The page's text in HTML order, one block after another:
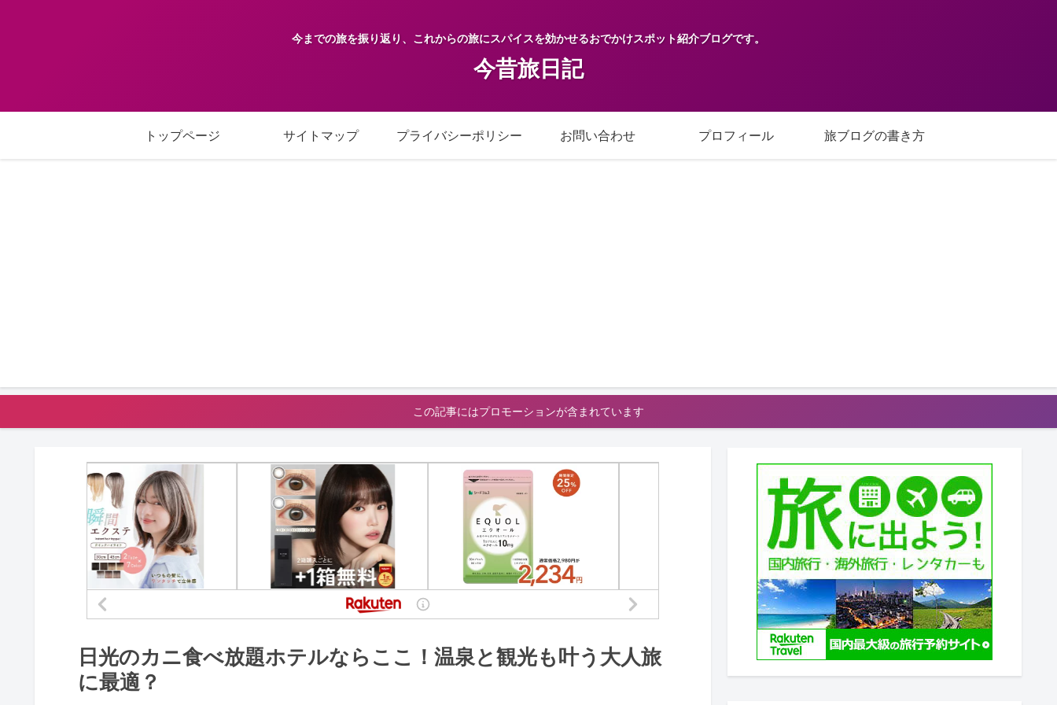
今までの旅を振り返り、これからの旅にスパイスを効かせるおでかけスポット紹介ブログです。
今昔旅日記
トップページ サイトマップ プライバシーポリシー お問い合わせ プロフィール 旅ブログの書き方
この記事にはプロモーションが含まれています
日光のカニ食べ放題ホテルならここ！温泉と観光も叶う大人旅
に最適？